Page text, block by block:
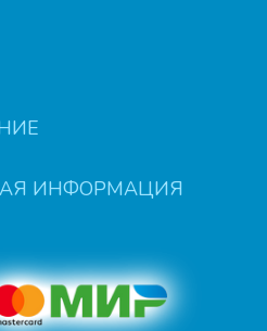
ИНФОРМАЦИЯ